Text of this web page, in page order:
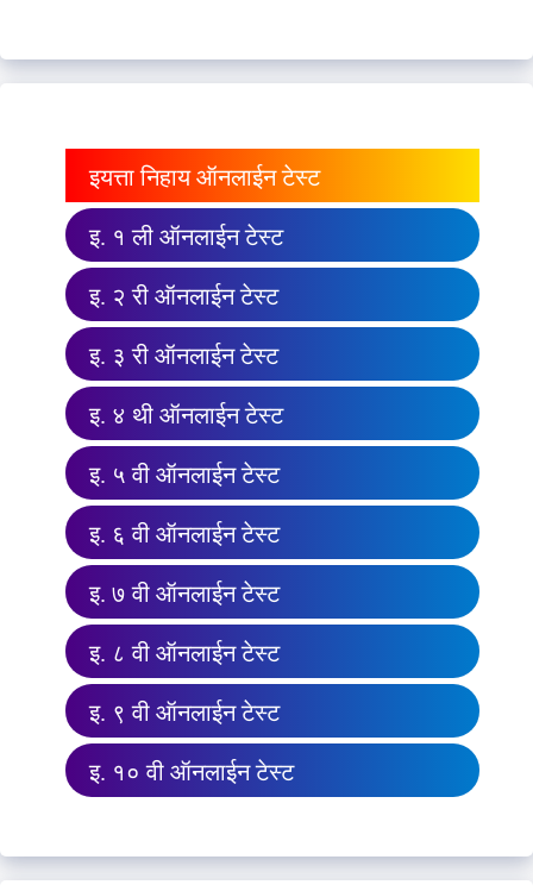
इयत्ता निहाय ऑनलाईन टेस्ट
इ. १ ली ऑनलाईन टेस्ट
इ. २ री ऑनलाईन टेस्ट
इ. ३ री ऑनलाईन टेस्ट
इ. ४ थी ऑनलाईन टेस्ट
इ. ५ वी ऑनलाईन टेस्ट
इ. ६ वी ऑनलाईन टेस्ट
इ. ७ वी ऑनलाईन टेस्ट
इ. ८ वी ऑनलाईन टेस्ट
इ. ९ वी ऑनलाईन टेस्ट
इ. १० वी ऑनलाईन टेस्ट